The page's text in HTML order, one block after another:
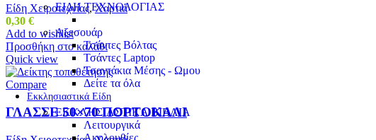
ΕΙΔΗ ΤΕΧΝΟΛΟΓΙΑΣ
Αξεσουάρ
Τσάντες Βόλτας
Τσάντες Laptop
Τσαντάκια Μέσης - Ωμου
Δείτε τα όλα
Εκκλησιαστικά Είδη
ΕΚΚΛΗΣΙΑΣΤΙΚΑ ΒΙΒΛΙΑ
Λειτουργικά
Ακολουθίες
Είδη Χειροτεχνίας, Χαρτιά
0,30 €
Add to wishlist
Προσθήκη στο καλάθι
Quick view
Compare
ΓΛΑΣΣΕ 50×70 ΠΟΡΤΟΚΑΛΙ